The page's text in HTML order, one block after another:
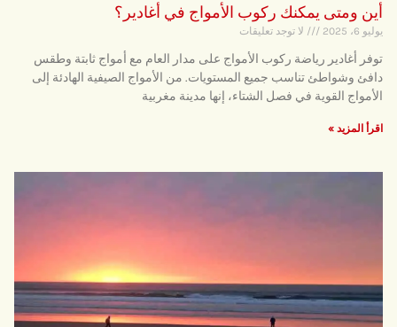
أين ومتى يمكنك ركوب الأمواج في أغادير؟
يوليو 6، 2025 لا توجد تعليقات
توفر أغادير رياضة ركوب الأمواج على مدار العام مع أمواج ثابتة وطقس
دافئ وشواطئ تناسب جميع المستويات. من الأمواج الصيفية الهادئة إلى
الأمواج القوية في فصل الشتاء، إنها مدينة مغربية
اقرأ المزيد »